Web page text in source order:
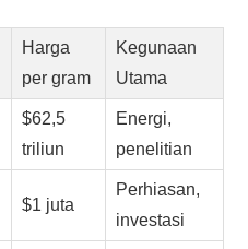
Harga
per gram
Kegunaan
Utama
$62,5
triliun
Energi,
penelitian
$1 juta
Perhiasan,
investasi